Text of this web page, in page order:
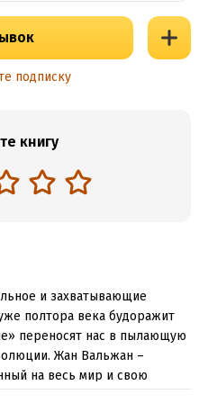
подписку
книгу
и захватывающие
полтора века будоражит
переносят нас в пылающую
Жан Вальжан –
на весь мир и свою